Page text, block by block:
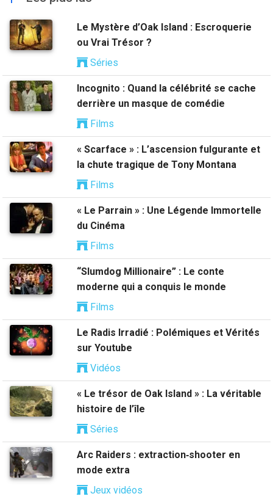
Le Mystère d’Oak Island : Escroquerie
ou Vrai Trésor ?
Séries
Incognito : Quand la célébrité se cache
derrière un masque de comédie
Films
« Scarface » : L’ascension fulgurante et
la chute tragique de Tony Montana
Films
« Le Parrain » : Une Légende Immortelle
du Cinéma
Films
“Slumdog Millionaire” : Le conte
moderne qui a conquis le monde
Films
Le Radis Irradié : Polémiques et Vérités
sur Youtube
Vidéos
« Le trésor de Oak Island » : La véritable
histoire de l’île
Séries
Arc Raiders : extraction‑shooter en
mode extra
Jeux vidéos